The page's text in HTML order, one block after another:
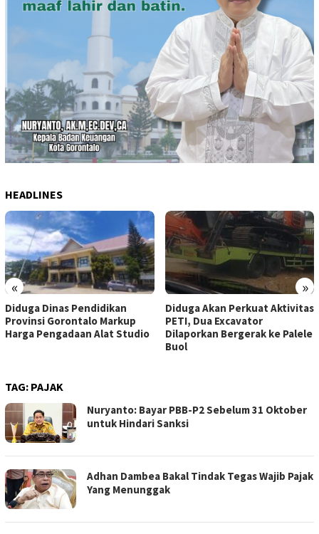
HEADLINES
« »
Diduga Dinas Pendidikan
Provinsi Gorontalo Markup
Harga Pengadaan Alat Studio
Diduga Akan Perkuat Aktivitas
PETI, Dua Excavator
Dilaporkan Bergerak ke Palele
Buol
TAG: PAJAK
Nuryanto: Bayar PBB-P2 Sebelum 31 Oktober
untuk Hindari Sanksi
Adhan Dambea Bakal Tindak Tegas Wajib Pajak
Yang Menunggak